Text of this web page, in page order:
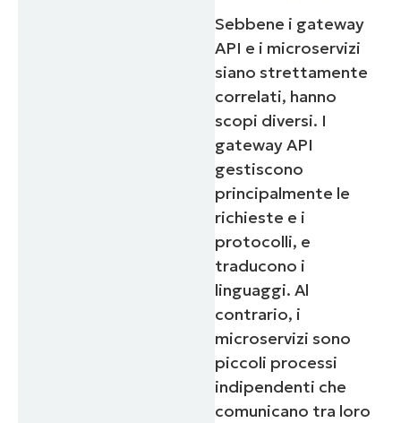
Sebbene i gateway
API e i microservizi
siano strettamente
correlati, hanno
scopi diversi. I
gateway API
gestiscono
principalmente le
richieste e i
protocolli, e
traducono i
linguaggi. Al
contrario, i
microservizi sono
piccoli processi
indipendenti che
comunicano tra loro